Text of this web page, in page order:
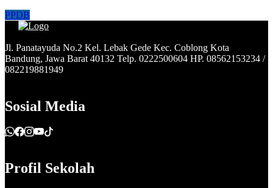
PPDB
Jl. Panatayuda No.2 Kel. Lebak Gede Kec. Coblong Kota
Bandung, Jawa Barat 40132 Telp. 0222500604 HP. 08562153234 /
082219881949
Sosial Media
Profil Sekolah